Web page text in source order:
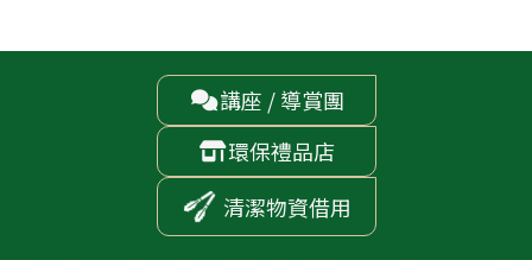
講座 / 導賞團
環保禮品店
清潔物資借用